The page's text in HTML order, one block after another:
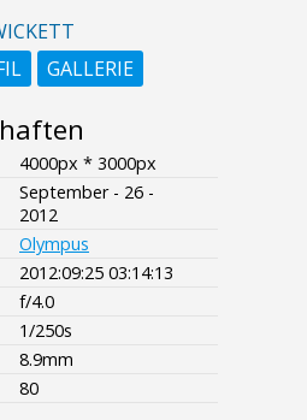
GALLERIE
4000px * 3000px
September - 26 -
2012
Olympus
2012:09:25 03:14:13
f/4.0
1/250s
8.9mm
80